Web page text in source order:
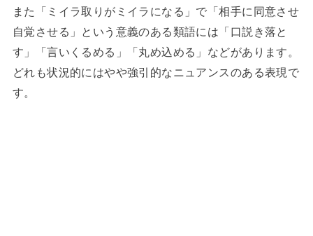
また「ミイラ取りがミイラになる」で「相手に同意させ
自覚させる」という意義のある類語には「口説き落と
す」「言いくるめる」「丸め込める」などがあります。
どれも状況的にはやや強引的なニュアンスのある表現で
す。